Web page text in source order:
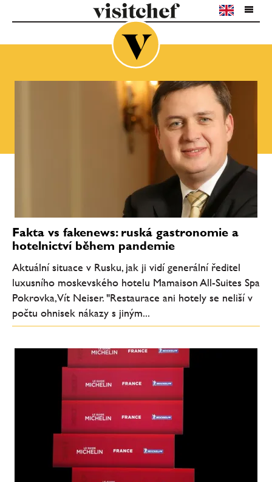
Fakta vs fakenews: ruská gastronomie a
hotelnictví během pandemie
Aktuální situace v Rusku, jak ji vidí generální ředitel
luxusního moskevského hotelu Mamaison All-Suites Spa
Pokrovka, Vít Neiser. "Restaurace ani hotely se neliší v
počtu ohnisek nákazy s jiným...